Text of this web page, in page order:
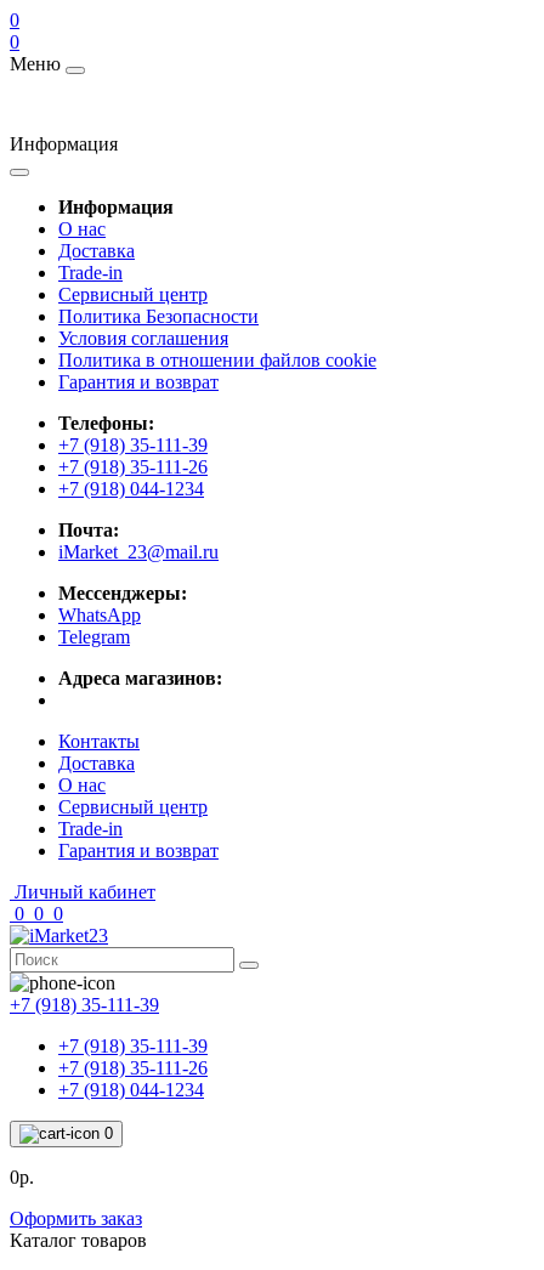
0
0
Меню
Информация
Информация
О нас
Доставка
Trade-in
Сервисный центр
Политика Безопасности
Условия соглашения
Политика в отношении файлов cookie
Гарантия и возврат
Телефоны:
+7 (918) 35-111-39
+7 (918) 35-111-26
+7 (918) 044-1234
Почта:
iMarket_23@mail.ru
Мессенджеры:
WhatsApp
Telegram
Адреса магазинов:
Контакты
Доставка
О нас
Сервисный центр
Trade-in
Гарантия и возврат
Личный кабинет
0 0 0
+7 (918) 35-111-39
+7 (918) 35-111-39
+7 (918) 35-111-26
+7 (918) 044-1234
0
0р.
Оформить заказ
Каталог товаров